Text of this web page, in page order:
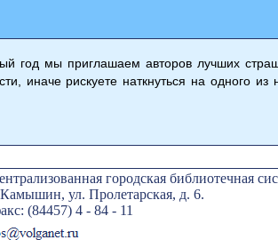
год мы приглашаем авторов лучших
иначе рискуете наткнуться на одного
городская библиотечная
Камышин, ул. Пролетарская, д. 6.
(84457) 4 - 84 - 11